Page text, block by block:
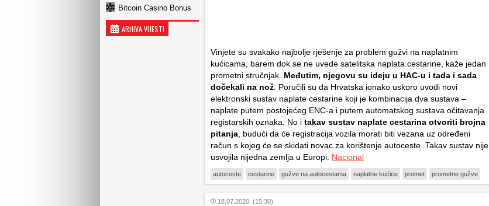
Bitcoin Casino Bonus
ARHIVA VIJESTI
Vinjete su svakako najbolje rješenje za problem gužvi na naplatnim
kućicama, barem dok se ne uvede satelitska naplata cestarine, kaže jedan
prometni stručnjak. Međutim, njegovu su ideju u HAC-u i tada i sada
dočekali na nož . Poručili su da Hrvatska ionako uskoro uvodi novi
elektronski sustav naplate cestarine koji je kombinacija dva sustava –
naplate putem postojećeg ENC-a i putem automatskog sustava očitavanja
registarskih oznaka. No i takav sustav naplate cestarina otvoriti brojna
pitanja , budući da će registracija vozila morati biti vezana uz određeni
račun s kojeg će se skidati novac za korištenje autoceste. Takav sustav nije
usvojila nijedna zemlja u Europi. Nacional
autoceste cestarine gužve na autocestama naplatne kućice promet prometne gužve
18.07.2020. (15:30)